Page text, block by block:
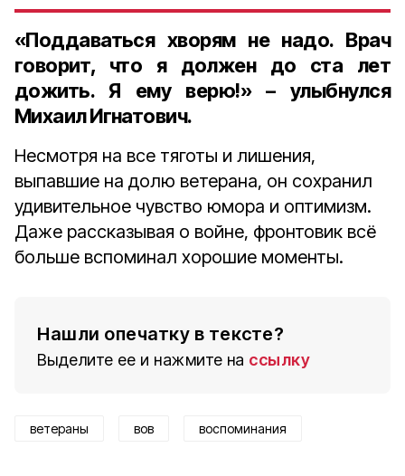
«Поддаваться хворям не надо. Врач
говорит, что я должендо ста лет
дожить. Я ему верю!» – улыбнулся
Михаил Игнатович.
Несмотря на все тяготы и лишения,
выпавшие на долю ветерана, он сохранил
удивительное чувство юмора и оптимизм.
Даже рассказывая о войне, фронтовик всё
больше вспоминал хорошие моменты.
Нашли опечатку в тексте?
Выделите ее и нажмите на ссылку
ветераны вов воспоминания